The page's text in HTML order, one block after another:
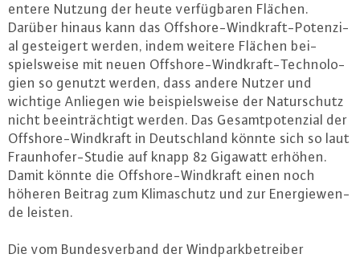
en­te­re Nutzung der heute ver­füg­ba­ren Flächen.
Darüber hinaus kann das Off­shore-Wind­kraft-Po­ten­zi­
al ge­stei­gert werden, indem weitere Flächen bei­
spiels­wei­se mit neuen Off­shore-Wind­kraft-Tech­no­lo­
gi­en so genutzt werden, dass andere Nutzer und
wichtige Anliegen wie bei­spiels­wei­se der Na­tur­schutz
nicht be­ein­träch­tigt werden. Das Ge­samt­po­ten­zi­al der
Off­shore-Wind­kraft in Deutsch­land könnte sich so laut
Fraun­ho­fer-Stu­die auf knapp 82 Gigawatt erhöhen.
Damit könnte die Off­shore-Wind­kraft einen noch
höheren Beitrag zum Kli­ma­schutz und zur En­er­gie­wen­
de leisten.
Die vom Bun­des­ver­band der Wind­park­be­trei­ber